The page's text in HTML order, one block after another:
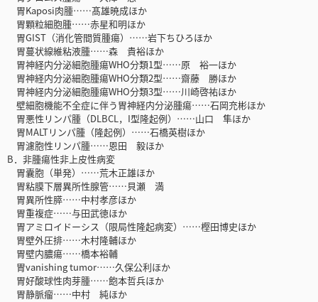
胃Kaposi肉腫……髙雄暁成ほか
胃顆粒細胞腫……赤星和明ほか
胃GIST（消化管間質腫瘍）……岩下ちひろほか
胃蔓状線維粘液腫……森 貴裕ほか
胃神経内分泌細胞腫瘍WHO分類1型……原 裕一ほか
胃神経内分泌細胞腫瘍WHO分類2型……齋藤 勝ほか
胃神経内分泌細胞腫瘍WHO分類3型……川崎啓祐ほか
壁細胞機能不全症に伴う胃神経内分泌腫瘍……石岡充彬ほか
胃悪性リンパ腫（DLBCL，I型隆起例）……山口 隼ほか
胃MALTリンパ腫（隆起例）……石橋英樹ほか
胃濾胞性リンパ腫……恩田 毅ほか
B．非腫瘍性非上皮性病変
胃囊胞（単発）……荒木正雄ほか
胃粘膜下層異所性腺管……貝瀬 満
胃異所性膵……中村孝彦ほか
胃重複症……与田武徳ほか
胃アミロイドーシス（限局性隆起病変）……樫田博史ほか
胃壁外圧排……木村隆輔ほか
胃壁内膿瘍……橋本裕輔
胃vanishing tumor……久保公利ほか
胃好酸球性肉芽腫……飽本哲兵ほか
胃静脈瘤……中村 純ほか